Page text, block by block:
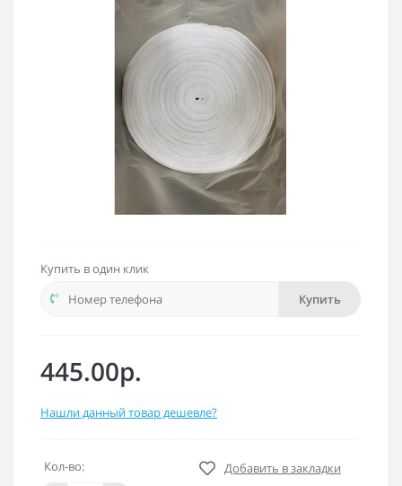
Купить в один клик
Купить
445.00р.
Нашли данный товар дешевле?
Кол-во:
Добавить в закладки